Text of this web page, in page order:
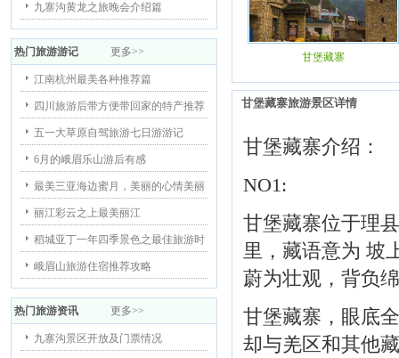
九寨沟黄龙之旅晚会介绍篇
热门旅游游记 更多>>
江南杭州最美各种推荐篇
四川旅游后带方便带回家的特产推荐
五一大草原自驾旅游七日游游记
6月的峨眉乐山游后有感
最美三亚海边蜜月，美丽的心情美丽
丽江彩云之上最美丽江
稻城亚丁一年四季景色之最佳旅游时
峨眉山旅游住宿推荐攻略
热门旅游资讯 更多>>
九寨沟景区开放及门票情况
甘堡藏寨
甘堡藏寨旅游景区详情
甘堡藏寨介绍：
NO1:
甘堡藏寨位于理
里，藏语意为 坡
蔚为壮观，背负
甘堡藏寨，眼底
却与羌区和其他